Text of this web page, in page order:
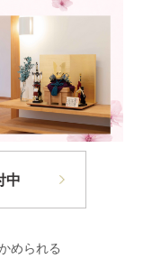
中
められる